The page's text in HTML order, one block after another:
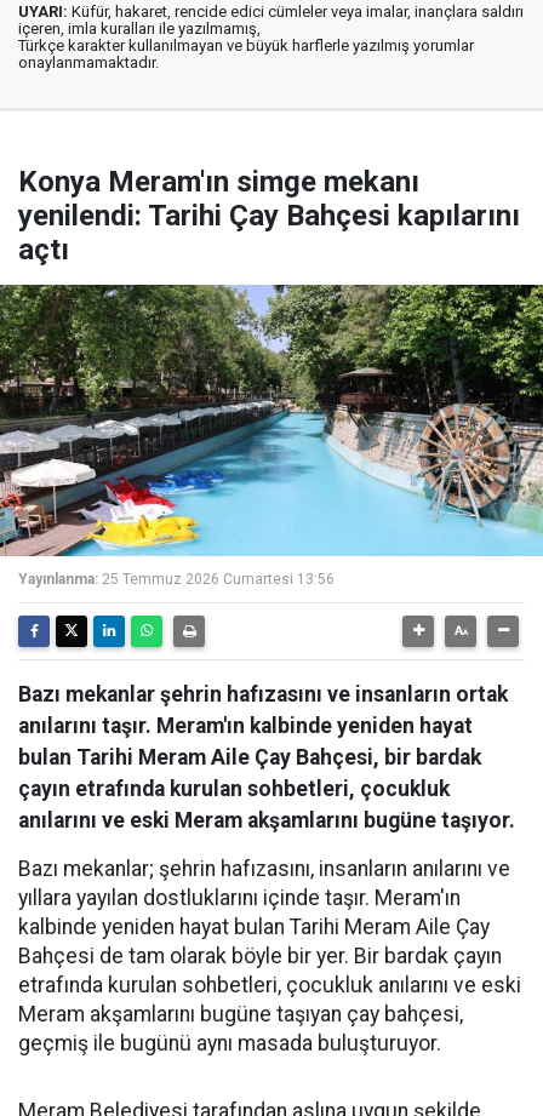
UYARI: Küfür, hakaret, rencide edici cümleler veya imalar, inançlara saldırı
içeren, imla kuralları ile yazılmamış,
Türkçe karakter kullanılmayan ve büyük harflerle yazılmış yorumlar
onaylanmamaktadır.
Konya Meram'ın simge mekanı
yenilendi: Tarihi Çay Bahçesi kapılarını
açtı
Yayınlanma: 25 Temmuz 2026 Cumartesi 13:56
Bazı mekanlar şehrin hafızasını ve insanların ortak
anılarını taşır. Meram'ın kalbinde yeniden hayat
bulan Tarihi Meram Aile Çay Bahçesi, bir bardak
çayın etrafında kurulan sohbetleri, çocukluk
anılarını ve eski Meram akşamlarını bugüne taşıyor.
Bazı mekanlar; şehrin hafızasını, insanların anılarını ve
yıllara yayılan dostluklarını içinde taşır. Meram'ın
kalbinde yeniden hayat bulan Tarihi Meram Aile Çay
Bahçesi de tam olarak böyle bir yer. Bir bardak çayın
etrafında kurulan sohbetleri, çocukluk anılarını ve eski
Meram akşamlarını bugüne taşıyan çay bahçesi,
geçmiş ile bugünü aynı masada buluşturuyor.
Meram Belediyesi tarafından aslına uygun şekilde